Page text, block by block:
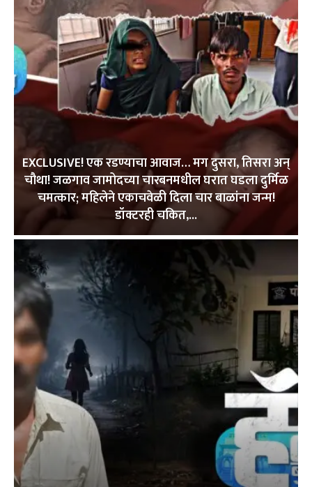
EXCLUSIVE! एक रडण्याचा आवाज… मग दुसरा, तिसरा अन्
चौथा! जळगाव जामोदच्या चारबनमधील घरात घडला दुर्मिळ
चमत्कार; महिलेने एकाचवेळी दिला चार बाळांना जन्म!
डॉक्टरही चकित,...